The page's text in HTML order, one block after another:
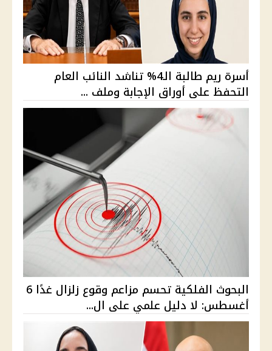
أسرة ريم طالبة الـ4% تناشد النائب العام
التحفظ على أوراق الإجابة وملف ...
البحوث الفلكية تحسم مزاعم وقوع زلزال غدًا 6
أغسطس: لا دليل علمي على ال...